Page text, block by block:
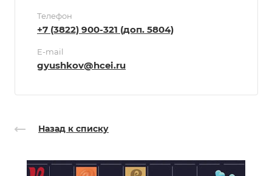
Телефон
+7 (3822) 900-321 (доп. 5804)
E-mail
gyushkov@hcei.ru
Назад к списку